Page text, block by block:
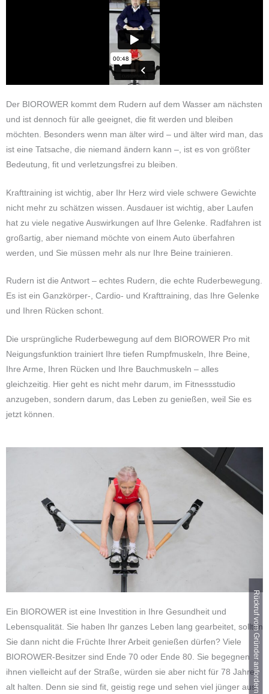
Der BIOROWER kommt dem Rudern auf dem Wasser am nächsten
und ist dennoch für alle geeignet, die fit werden und bleiben
möchten. Besonders wenn man älter wird – und älter wird man, das
ist eine Tatsache, die niemand ändern kann –, ist es von größter
Bedeutung, fit und verletzungsfrei zu bleiben.
Krafttraining ist wichtig, aber Ihr Herz wird viele schwere Gewichte
nicht mehr zu schätzen wissen. Ausdauer ist wichtig, aber Laufen
hat zu viele negative Auswirkungen auf Ihre Gelenke. Radfahren ist
großartig, aber niemand möchte von einem Auto überfahren
werden, und Sie müssen mehr als nur Ihre Beine trainieren.
Rudern ist die Antwort – echtes Rudern, die echte Ruderbewegung.
Es ist ein Ganzkörper-, Cardio- und Krafttraining, das Ihre Gelenke
und Ihren Rücken schont.
Die ursprüngliche Ruderbewegung auf dem BIOROWER Pro mit
Neigungsfunktion trainiert Ihre tiefen Rumpfmuskeln, Ihre Beine,
Ihre Arme, Ihren Rücken und Ihre Bauchmuskeln – alles
gleichzeitig. Hier geht es nicht mehr darum, im Fitnessstudio
anzugeben, sondern darum, das Leben zu genießen, weil Sie es
jetzt können.
Ein BIOROWER ist eine Investition in Ihre Gesundheit und
Lebensqualität. Sie haben Ihr ganzes Leben lang gearbeitet, sollten
Sie dann nicht die Früchte Ihrer Arbeit genießen dürfen? Viele
BIOROWER-Besitzer sind Ende 70 oder Ende 80. Sie begegnen
ihnen vielleicht auf der Straße, würden sie aber nicht für 78 Jahre
alt halten. Denn sie sind fit, geistig rege und sehen viel jünger aus,
Rückruf vom Gründer anfordern